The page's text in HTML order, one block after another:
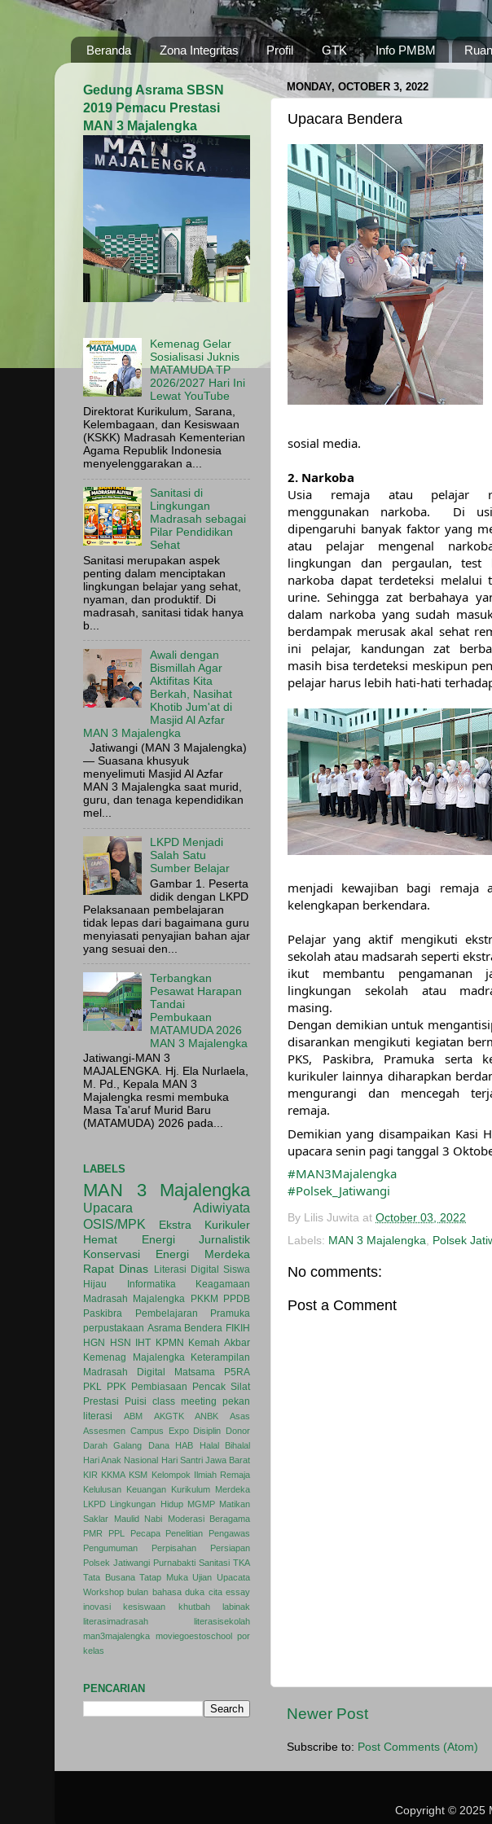
Beranda Zona Integritas Profil GTK Info PMBM
MONDAY, OCTOBER 3, 2022
Upacara Bendera
sosial media.
2. Narkoba
Usia remaja atau pelajar
menggunakan narkoba.  Di
dipengaruhi banyak faktor yang
atau pelajar mengenal
lingkungan dan pergaulan, test
narkoba dapat terdeteksi melalui
urine. Sehingga zat berbahaya
dalam narkoba yang sudah
berdampak merusak akal sehat
ini pelajar, kandungan zat
masih bisa terdeteksi meskipun
pelajar harus lebih hati-hati
menjadi kewajiban bagi remaja
kelengkapan berkendara.
Pelajar yang aktif mengikuti
sekolah atau madsarah seperti
ikut membantu pengamanan
lingkungan sekolah atau
masing.
Dengan demikian untuk
disarankan mengikuti kegiatan
PKS, Paskibra, Pramuka serta
kurikuler lainnya diharapkan
mengurangi dan mencegah
remaja.
Demikian yang disampaikan Kasi
upacara senin pagi tanggal 3
#MAN3Majalengka
#Polsek_Jatiwangi
By Lilis Juwita at October 03, 2022
Labels: MAN 3 Majalengka Polsek
No comments:
Post a Comment
Newer Post
Subscribe to: Post Comments (Atom)
Gedung Asrama SBSN
2019 Pemacu Prestasi
MAN 3 Majalengka
Kemenag Gelar
Sosialisasi Juknis
MATAMUDA TP
2026/2027 Hari Ini
Lewat YouTube
Direktorat Kurikulum, Sarana,
Kelembagaan, dan Kesiswaan
(KSKK) Madrasah Kementerian
Agama Republik Indonesia
menyelenggarakan a...
Sanitasi di
Lingkungan
Madrasah sebagai
Pilar Pendidikan
Sehat
Sanitasi merupakan aspek
penting dalam menciptakan
lingkungan belajar yang sehat,
nyaman, dan produktif. Di
madrasah, sanitasi tidak hanya
b...
Awali dengan
Bismillah Agar
Aktifitas Kita
Berkah, Nasihat
Khotib Jum'at di
Masjid Al Azfar
MAN 3 Majalengka
Jatiwangi (MAN 3 Majalengka)
— Suasana khusyuk
menyelimuti Masjid Al Azfar
MAN 3 Majalengka saat murid,
guru, dan tenaga kependidikan
mel...
LKPD Menjadi
Salah Satu
Sumber Belajar
Gambar 1. Peserta
didik dengan LKPD
Pelaksanaan pembelajaran
tidak lepas dari bagaimana guru
menyiasati penyajian bahan ajar
yang sesuai den...
Terbangkan
Pesawat Harapan
Tandai
Pembukaan
MATAMUDA 2026
MAN 3 Majalengka
Jatiwangi-MAN 3
MAJALENGKA. Hj. Ela Nurlaela,
M. Pd., Kepala MAN 3
Majalengka resmi membuka
Masa Ta'aruf Murid Baru
(MATAMUDA) 2026 pada...
LABELS
MAN 3 Majalengka
Upacara
Adiwiyata
OSIS/MPK
Ekstra Kurikuler
Hemat Energi
Jurnalistik
Konservasi Energi
Merdeka
Rapat Dinas
Literasi Digital Siswa
Hijau
Informatika
Keagamaan
Madrasah
Majalengka PKKM
PPDB
Paskibra
Pembelajaran
Pramuka
perpustakaan Asrama Bendera FIKIH
HGN
HSN IHT KPMN
Kemah Akbar
Kemenag Majalengka
Keterampilan
Madrasah Digital
Matsama
P5RA
PKL PPK Pembiasaan
Pencak Silat
Prestasi
Puisi class meeting pekan
literasi
ABM AKGTK ANBK
Asas
Assesmen Campus Expo Disiplin
Donor
Darah
Galang Dana HAB
Halal Bihalal
Hari Anak Nasional
Hari Santri Jawa Barat
KIR KKMA KSM
Kelompok Ilmiah Remaja
Kelulusan
Keuangan
Kurikulum Merdeka
LKPD
Lingkungan Hidup MGMP Matikan
Saklar
Maulid Nabi
Moderasi Beragama
PMR
PPL Pecapa Penelitian
Pengawas
Pengumuman
Perpisahan
Persiapan
Polsek Jatiwangi Purnabakti Sanitasi TKA
Tata Busana Tatap Muka Ujian
Upacata
Workshop bulan bahasa duka cita essay
inovasi
kesiswaan khutbah
labinak
literasimadrasah
literasisekolah
man3majalengka moviegoestoschool
por
kelas
PENCARIAN
Copyright © 2025